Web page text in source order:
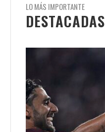
LO MÁS IMPORTANTE
DESTACADAS